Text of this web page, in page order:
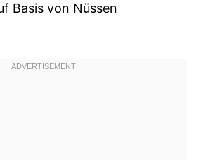
Basis von Nüssen